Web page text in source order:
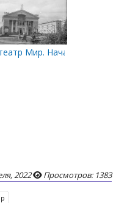
гг.
Мир. Начало 1970-х
2022 Просмотров: 1383